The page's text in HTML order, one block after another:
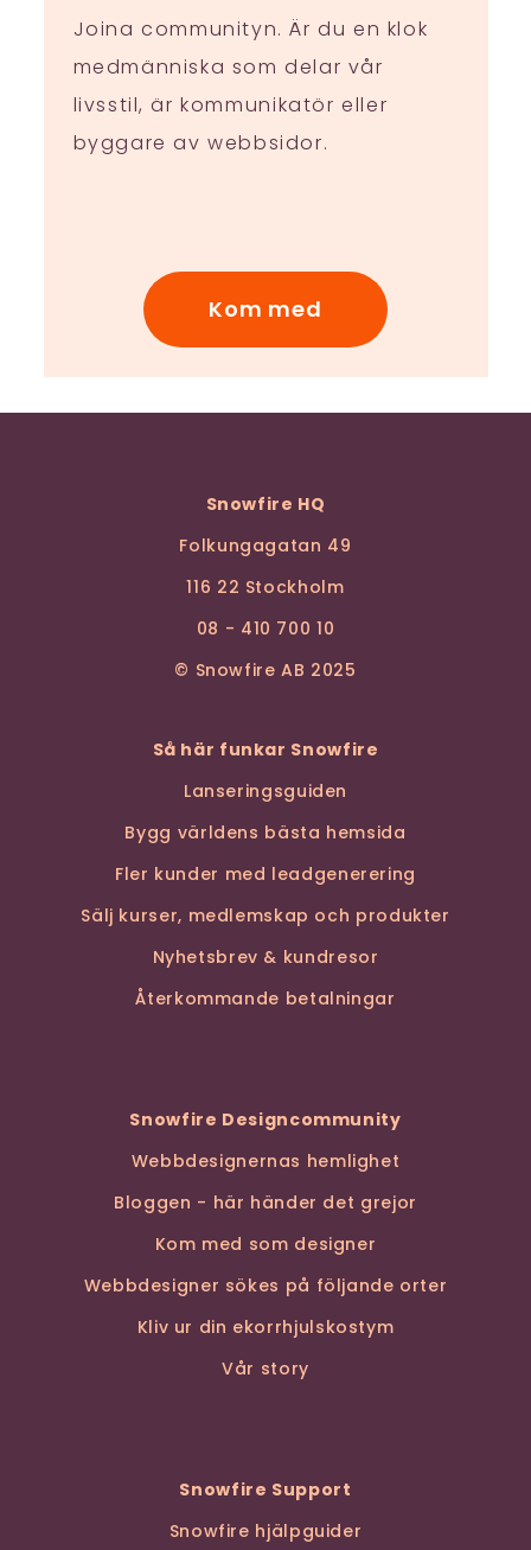
Joina communityn. Är du en klok
medmänniska som delar vår
livsstil, är kommunikatör eller
byggare av webbsidor.
Kom med
Snowfire HQ
Folkungagatan 49
116 22 Stockholm
08 - 410 700 10
© Snowfire AB 2025
Så här funkar Snowfire
Lanseringsguiden
Bygg världens bästa hemsida
Fler kunder med leadgenerering
Sälj kurser, medlemskap och produkter
Nyhetsbrev & kundresor
Återkommande betalningar
Snowfire Designcommunity
Webbdesignernas hemlighet
Bloggen - här händer det grejor
Kom med som designer
Webbdesigner sökes på följande orter
Kliv ur din ekorrhjulskostym
Vår story
Snowfire Support
Snowfire hjälpguider